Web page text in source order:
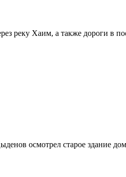
реку Хаим, а также дороги в
осмотрел старое здание